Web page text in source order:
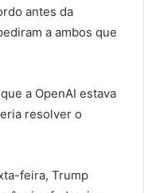
antes da
a ambos que
a OpenAI estava
resolver o
feira, Trump